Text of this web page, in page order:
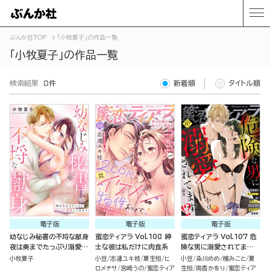
ぶんか社TOP 「小牧夏子」の作品一覧
「小牧夏子」の作品一覧
検索結果 8件 新着順 タイトル順
電子版
幼なじみ秘書の不埒な献身
夜は奥までたっぷり溺愛し
てきます
小牧夏子
電子版
蜜恋ティアラ Vol.108 紳
士な彼は私だけに肉食系
小豆 志連ユキ枝 夏生恒
ヒ
ロメチサ
宮崎うの 蜜恋ティア
電子版
蜜恋ティアラ Vol.107 危
険な男に溺愛されてま
す!?
小豆 粂川めめ 櫁みこと 夏
生恒 南香かをり
蜜恋ティア